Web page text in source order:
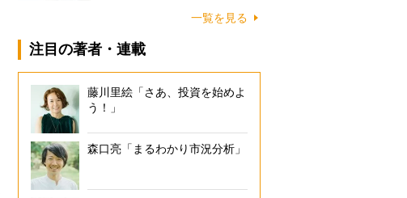
一覧を見る
注目の著者・連載
藤川里絵「さあ、投資を始めよ
う！」
森口亮「まるわかり市況分析」